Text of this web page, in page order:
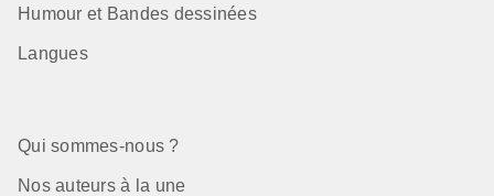
Humour et Bandes dessinées
Langues
Qui sommes-nous ?
Nos auteurs à la une